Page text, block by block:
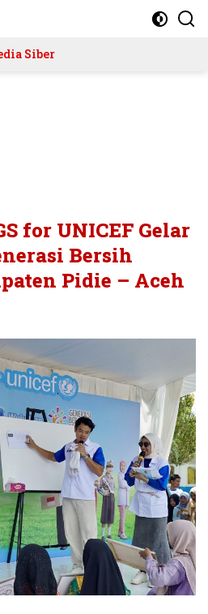
Siber
for UNICEF Gelar
Bersih
Pidie – Aceh